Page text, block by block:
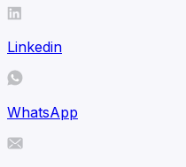
Linkedin
WhatsApp